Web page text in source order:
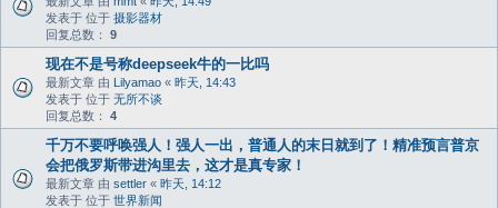
发表于 位于 摄影器材
回复总数： 9
现在不是号称deepseek牛的一比吗
最新文章 由 Lilyamao « 昨天, 14:43
发表于 位于 无所不谈
回复总数： 4
千万不要呼唤强人！强人一出，普通人的末日就到了！精准预言普京
会把俄罗斯带进沟里去，这才是真专家！
最新文章 由 settler « 昨天, 14:12
发表于 位于 世界新闻